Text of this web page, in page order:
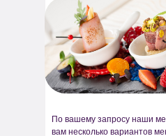
По вашему запросу наши
вам несколько вариантов